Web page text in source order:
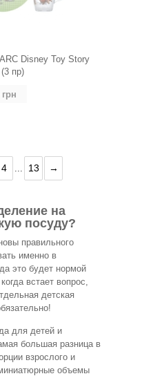
Disney Toy Story
пр)
грн
4 →
13
на
посуду?
правильного
именно в
это будет нормой
встает вопрос,
детская
для детей и
большая разница в
взрослого и
объемы